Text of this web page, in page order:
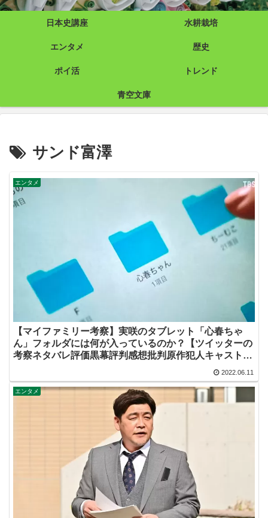
日本史講座 水耕栽培
エンタメ 歴史
ポイ活 トレンド
青空文庫
サンド富澤
エンタメ
【マイファミリー考察】実咲のタブレット「心春ちゃ
ん」フォルダには何が入っているのか？【ツイッターの
考察ネタバレ評価黒幕評判感想批判原作犯人キャスト脚
2022.06.11
エンタメ